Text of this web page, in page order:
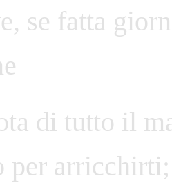
se fatta
di tutto il
per